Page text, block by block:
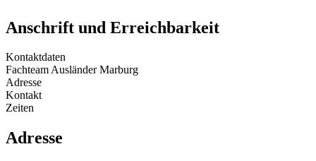
Anschrift und Erreichbarkeit
Kontaktdaten
Fachteam Ausländer Marburg
Adresse
Kontakt
Zeiten
Adresse